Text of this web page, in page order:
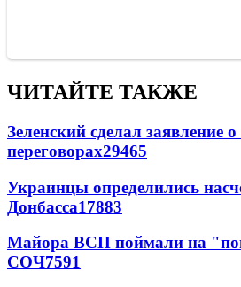
ЧИТАЙТЕ ТАКЖЕ
Зеленский сделал заявление
переговорах29465
Украинцы определились
Донбасса17883
Майора ВСП поймали на
СОЧ7591